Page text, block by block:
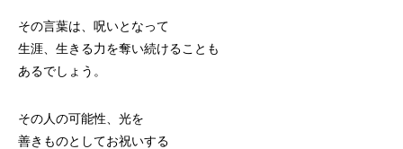
その言葉は、呪いとなって
生涯、生きる力を奪い続けることも
あるでしょう。
その人の可能性、光を
善きものとしてお祝いする